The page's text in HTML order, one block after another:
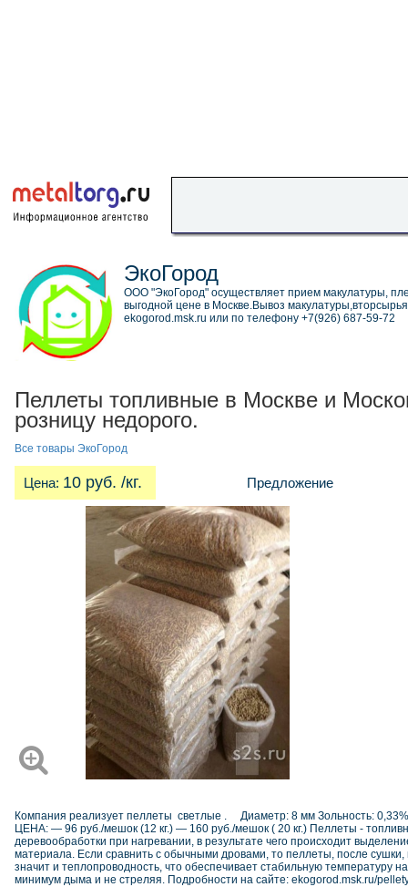
ЭкоГород
ООО "ЭкоГород" осуществляет прием макулатуры,
выгодной цене в Москве.Вывоз
ekogorod.msk.ru или по телефону +7(926) 687-59-72
Пеллеты топливные в Москве и
розницу недорого.
Все товары ЭкоГород
Цена: 10 руб. /кг. Предложение
Компания реализует пеллеты светлые . Диаметр: 8 мм Зольность:
ЦЕНА: — 96 руб./мешок (12 кг.) — 160 руб./мешок ( 20 кг.) Пеллеты -
деревообработки при нагревании, в результате чего происходит
материала. Если сравнить с обычными дровами, то пеллеты, после
значит и теплопроводность, что обеспечивает стабильную температуру
минимум дыма и не стреляя. Подробности на сайте: ekogorod.msk.ru/